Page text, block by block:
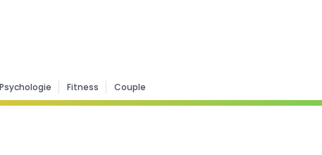
Psychologie Fitness Couple